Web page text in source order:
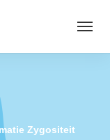
Zygositeit